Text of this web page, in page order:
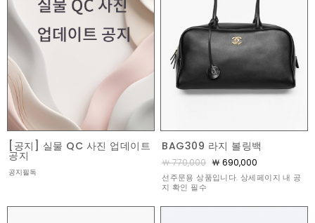
[공지] 실물 QC 사진 업데이트
공지
공지필독
BAG309 라지 볼링백
￦ 770,000 ￦ 690,000
선주문용 상품입니다. 상세페이지 내 공
지 확인 필수